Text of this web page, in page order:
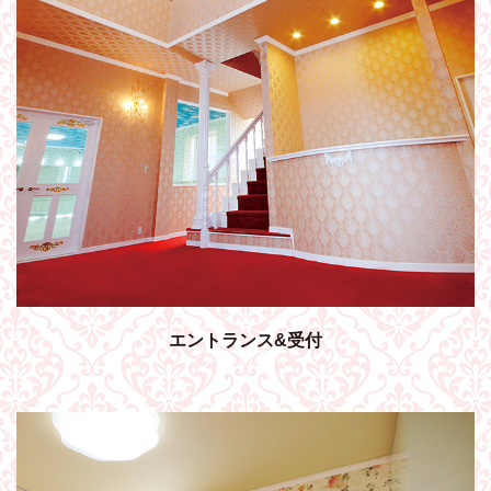
エントランス&受付